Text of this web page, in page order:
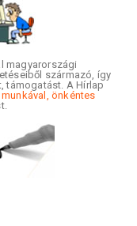
magyarországi
származó, így
támogatást. A Hírlap
önkéntes